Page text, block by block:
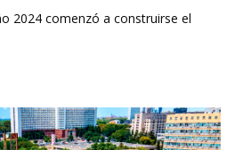
2024 comenzó a construirse el